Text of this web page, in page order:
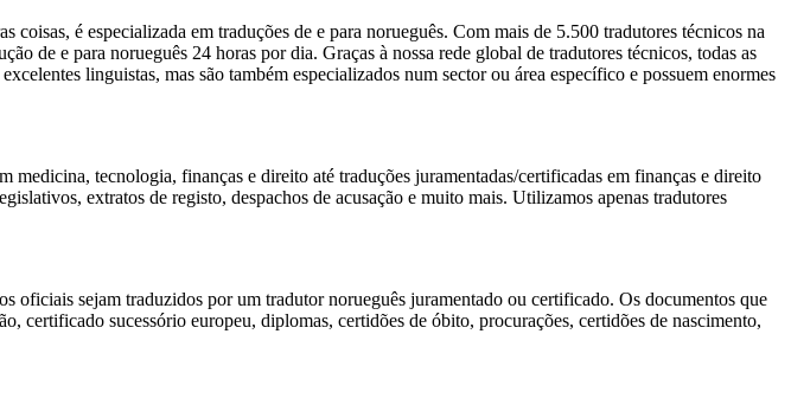
é especializada em traduções de e para norueguês. Com mais de 5.500 tradutores técnicos na
de e para norueguês 24 horas por dia. Graças à nossa rede global de tradutores técnicos, todas as
linguistas, mas são também especializados num sector ou área específico e possuem enormes
medicina, tecnologia, finanças e direito até traduções juramentadas/certificadas em finanças e direito
extratos de registo, despachos de acusação e muito mais. Utilizamos apenas tradutores
oficiais sejam traduzidos por um tradutor norueguês juramentado ou certificado. Os documentos que
certificado sucessório europeu, diplomas, certidões de óbito, procurações, certidões de nascimento,